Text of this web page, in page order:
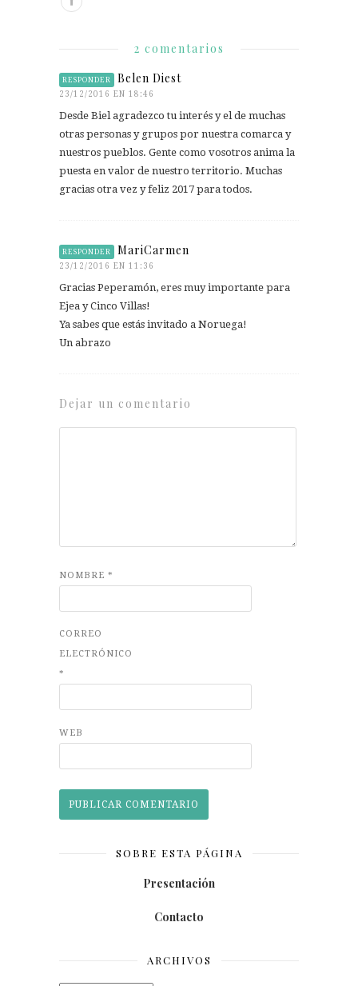
2 comentarios
RESPONDER Belen Diest
23/12/2016 EN 18:46
Desde Biel agradezco tu interés y el de muchas
otras personas y grupos por nuestra comarca y
nuestros pueblos. Gente como vosotros anima la
puesta en valor de nuestro territorio. Muchas
gracias otra vez y feliz 2017 para todos.
RESPONDER MariCarmen
23/12/2016 EN 11:36
Gracias Peperamón, eres muy importante para
Ejea y Cinco Villas!
Ya sabes que estás invitado a Noruega!
Un abrazo
Dejar un comentario
NOMBRE *
CORREO
ELECTRÓNICO
*
WEB
SOBRE ESTA PÁGINA
Presentación
Contacto
ARCHIVOS